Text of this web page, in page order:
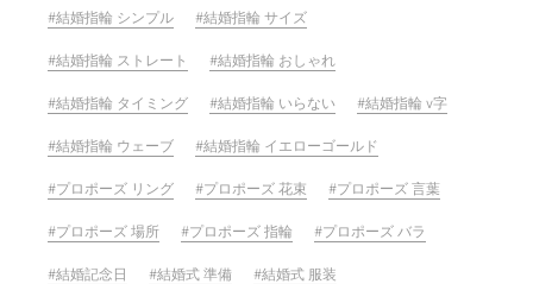
結婚指輪 シンプル 結婚指輪 サイズ
結婚指輪 ストレート 結婚指輪 おしゃれ
結婚指輪 タイミング 結婚指輪 いらない 結婚指輪 v字
結婚指輪 ウェーブ 結婚指輪 イエローゴールド
プロポーズ リング プロポーズ 花束 プロポーズ 言葉
プロポーズ 場所 プロポーズ 指輪 プロポーズ バラ
結婚記念日 結婚式 準備 結婚式 服装